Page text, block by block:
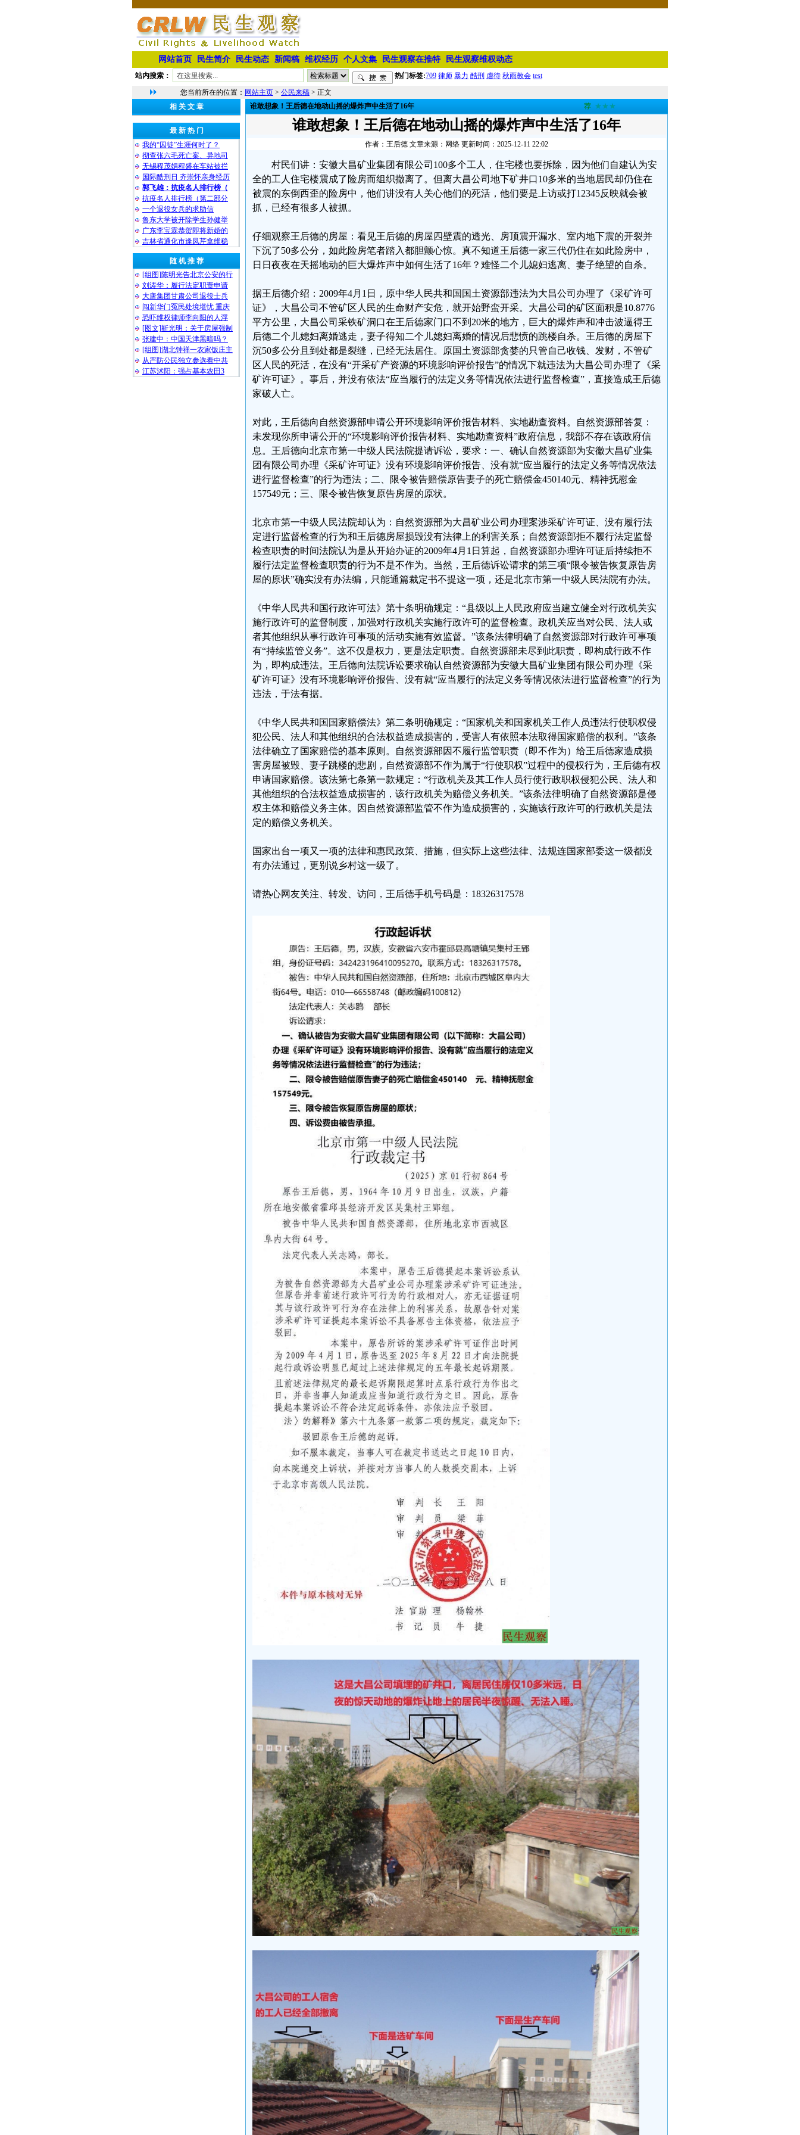
网站首页 民生简介 民生动态 新闻稿 维权经历 个人文集 民生观察在推特 民生观察维权动态
站内搜索： 热门标签:709 律师 暴力 酷刑 虐待 秋雨教会 test
您当前所在的位置： 网站主页 > 公民来稿 > 正文
相 关 文 章
最 新 热 门
我的“囚徒”生涯何时了？
彻查张六毛死亡案、异地司
无锡程茂娟程盛在车站被拦
国际酷刑日 齐崇怀亲身经历
郭飞雄：抗疫名人排行榜（
抗疫名人排行榜（第二部分
一个退役女兵的求助信
鲁东大学被开除学生孙健举
广东李宝霖恭贺即将新婚的
吉林省通化市逢凤芹拿维稳
随 机 推 荐
[组图]陈明光告北京公安的行
刘涛华：履行法定职责申请
大唐集团甘肃公司退役士兵
闯新华门冤民处境堪忧 重庆
恐吓维权律师李向阳的人浮
[图文]靳光明：关于房屋强制
张建中：中国天津黑暗吗？
[组图]湖北钟祥一农家饭庄主
从严防公民独立参选看中共
江苏沭阳：强占基本农田3
谁敢想象！王后德在地动山摇的爆炸声中生活了16年 荐 ★★★
谁敢想象！王后德在地动山摇的爆炸声中生活了16年
作者：王后德 文章来源：网络 更新时间：2025-12-11 22:02
村民们讲：安徽大昌矿业集团有限公司100多个工人，住宅楼也要拆除，因为他们自建认为安
全的工人住宅楼震成了险房而组织撤离了。但离大昌公司地下矿井口10多米的当地居民却仍住在
被震的东倒西歪的险房中，他们讲没有人关心他们的死活，他们要是上访或打12345反映就会被
抓，已经有很多人被抓。
仔细观察王后德的房屋：看见王后德的房屋四壁震的透光、房顶震开漏水、室内地下震的开裂并
下沉了50多公分，如此险房笔者踏入都胆颤心惊。真不知道王后德一家三代仍住在如此险房中，
日日夜夜在天摇地动的巨大爆炸声中如何生活了16年？难怪二个儿媳妇逃离、妻子绝望的自杀。
据王后德介绍：2009年4月1日，原中华人民共和国国土资源部违法为大昌公司办理了《采矿许可
证》，大昌公司不管矿区人民的生命财产安危，就开始野蛮开采。大昌公司的矿区面积是10.8776
平方公里，大昌公司采铁矿洞口在王后德家门口不到20米的地方，巨大的爆炸声和冲击波逼得王
后德二个儿媳妇离婚逃走，妻子得知二个儿媳妇离婚的情况后悲愤的跳楼自杀。王后德的房屋下
沉50多公分且到处都是裂缝，已经无法居住。原国土资源部贪婪的只管自己收钱、发财，不管矿
区人民的死活，在没有“开采矿产资源的环境影响评价报告”的情况下就违法为大昌公司办理了《采
矿许可证》。事后，并没有依法“应当履行的法定义务等情况依法进行监督检查”，直接造成王后德
家破人亡。
对此，王后德向自然资源部申请公开环境影响评价报告材料、实地勘查资料。自然资源部答复：
未发现你所申请公开的“环境影响评价报告材料、实地勘查资料”政府信息，我部不存在该政府信
息。王后德向北京市第一中级人民法院提请诉讼，要求：一、确认自然资源部为安徽大昌矿业集
团有限公司办理《采矿许可证》没有环境影响评价报告、没有就“应当履行的法定义务等情况依法
进行监督检查”的行为违法；二、限令被告赔偿原告妻子的死亡赔偿金450140元、精神抚慰金
157549元；三、限令被告恢复原告房屋的原状。
北京市第一中级人民法院却认为：自然资源部为大昌矿业公司办理案涉采矿许可证、没有履行法
定进行监督检查的行为和王后德房屋损毁没有法律上的利害关系；自然资源部拒不履行法定监督
检查职责的时间法院认为是从开始办证的2009年4月1日算起，自然资源部办理许可证后持续拒不
履行法定监督检查职责的行为不是不作为。当然，王后德诉讼请求的第三项“限令被告恢复原告房
屋的原状”确实没有办法编，只能通篇裁定书不提这一项，还是北京市第一中级人民法院有办法。
《中华人民共和国行政许可法》第十条明确规定：“县级以上人民政府应当建立健全对行政机关实
施行政许可的监督制度，加强对行政机关实施行政许可的监督检查。政机关应当对公民、法人或
者其他组织从事行政许可事项的活动实施有效监督。”该条法律明确了自然资源部对行政许可事项
有“持续监管义务”。这不仅是权力，更是法定职责。自然资源部未尽到此职责，即构成行政不作
为，即构成违法。王后德向法院诉讼要求确认自然资源部为安徽大昌矿业集团有限公司办理《采
矿许可证》没有环境影响评价报告、没有就“应当履行的法定义务等情况依法进行监督检查”的行为
违法，于法有据。
《中华人民共和国国家赔偿法》第二条明确规定：“国家机关和国家机关工作人员违法行使职权侵
犯公民、法人和其他组织的合法权益造成损害的，受害人有依照本法取得国家赔偿的权利。”该条
法律确立了国家赔偿的基本原则。自然资源部因不履行监管职责（即不作为）给王后德家造成损
害房屋被毁、妻子跳楼的悲剧，自然资源部不作为属于“行使职权”过程中的侵权行为，王后德有权
申请国家赔偿。该法第七条第一款规定：“行政机关及其工作人员行使行政职权侵犯公民、法人和
其他组织的合法权益造成损害的，该行政机关为赔偿义务机关。”该条法律明确了自然资源部是侵
权主体和赔偿义务主体。因自然资源部监管不作为造成损害的，实施该行政许可的行政机关是法
定的赔偿义务机关。
国家出台一项又一项的法律和惠民政策、措施，但实际上这些法律、法规连国家部委这一级都没
有办法通过，更别说乡村这一级了。
请热心网友关注、转发、访问，王后德手机号码是：18326317578